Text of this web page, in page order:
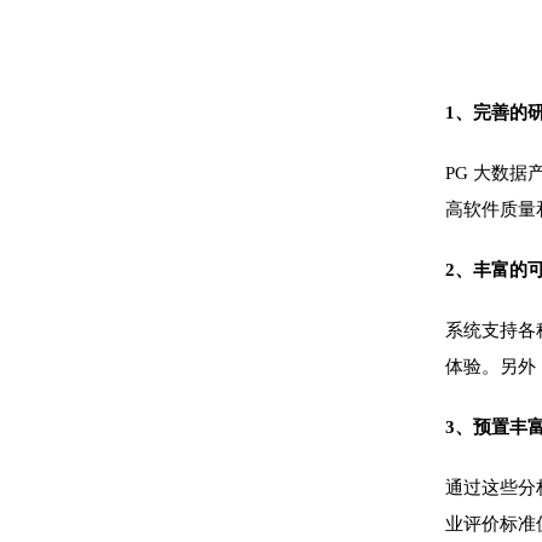
1、完善的
PG 大数据
高软件质量
2、丰富的
系统支持
体验。另外
3、预置丰
通过这些分
业评价标准